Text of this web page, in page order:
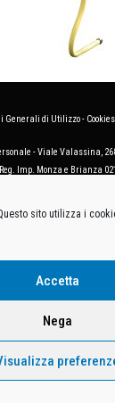
sito utilizza i
Accetta
Nega
Generali di Utilizzo- Cookies
- Viale Valassina,
Imp. Monza e Brianza